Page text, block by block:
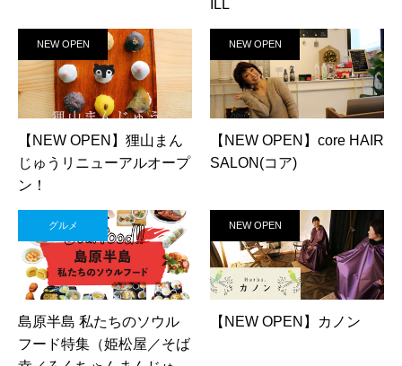
ILL
NEW OPEN
【NEW OPEN】狸山まん
じゅうリニューアルオープ
ン！
NEW OPEN
【NEW OPEN】core HAIR
SALON(コア)
グルメ
島原半島 私たちのソウル
フード特集（姫松屋／そば
NEW OPEN
【NEW OPEN】カノン